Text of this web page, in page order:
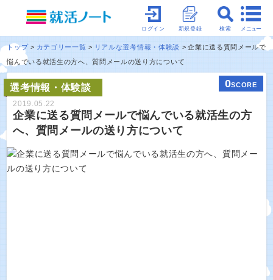
メニュー
検索
新規登録
ログイン
トップ カテゴリー一覧 リアルな選考情報・体験談
企業に送る質問メールで
悩んでいる就活生の方へ、質問メールの送り方について
選考情報・体験談 0SCORE
2019.05.22
企業に送る質問メールで悩んでいる就活生の方
へ、質問メールの送り方について